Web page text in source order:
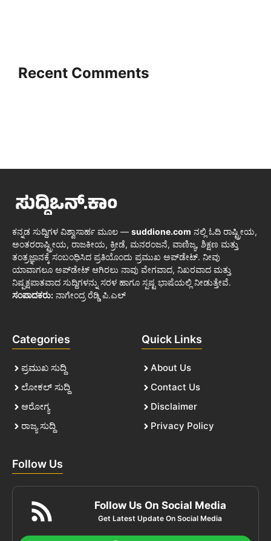
Recent Comments
ಕನ್ನಡ ಸುದ್ದಿಗಳ ವಿಶ್ವಾಸಾರ್ಹ ಮೂಲ — suddione.com ನಲ್ಲಿ ಓದಿ ರಾಷ್ಟ್ರೀಯ,
ಅಂತರರಾಷ್ಟ್ರೀಯ, ರಾಜಕೀಯ, ಕ್ರೀಡೆ, ಮನರಂಜನೆ, ವಾಣಿಜ್ಯ, ಶಿಕ್ಷಣ ಮತ್ತು
ತಂತ್ರಜ್ಞಾನಕ್ಕೆ ಸಂಬಂಧಿಸಿದ ಪ್ರತಿಯೊಂದು ಪ್ರಮುಖ ಅಪ್‌ಡೇಟ್. ನೀವು
ಯಾವಾಗಲೂ ಅಪ್‌ಡೇಟ್ ಆಗಿರಲು ನಾವು ವೇಗವಾದ, ನಿಖರವಾದ ಮತ್ತು
ನಿಷ್ಪಕ್ಷಪಾತವಾದ ಸುದ್ದಿಗಳನ್ನು ಸರಳ ಹಾಗೂ ಸ್ಪಷ್ಟ ಭಾಷೆಯಲ್ಲಿ ನೀಡುತ್ತೇವೆ.
ಸಂಪಾದಕರು: ನಾಗೇಂದ್ರ ರೆಡ್ಡಿ ಪಿ.ಎಲ್
Categories
ಪ್ರಮುಖ ಸುದ್ದಿ
ಲೋಕಲ್ ಸುದ್ದಿ
ಆರೋಗ್ಯ
ರಾಜ್ಯ ಸುದ್ದಿ
Quick Links
About Us
Contact Us
Disclaimer
Privacy Policy
Follow Us
Follow Us On Social Media
Get Latest Update On Social Media